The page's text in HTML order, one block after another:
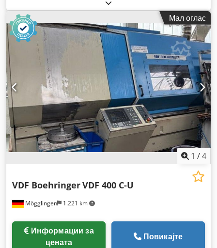
Мал оглас
1 /4
Mögglingen 1.221 km
VDF BoehringerVDF 400 C-U
цената
Повикајте